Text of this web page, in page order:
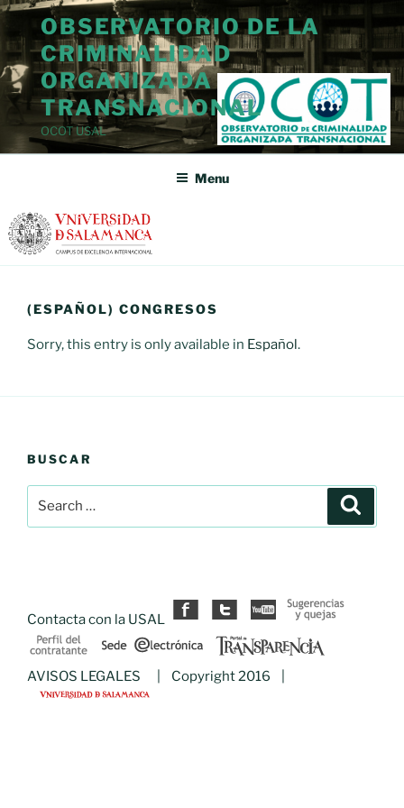
Skip
content
OBSERVATORIO DE LA
CRIMINALIDAD
ORGANIZADA
TRANSNACIONAL
OCOT USAL
Menu
(ESPAÑOL) CONGRESOS
Sorry, this entry is only available in Español.
BUSCAR
Contacta con la USAL
AVISOS LEGALES | Copyright 2016 |